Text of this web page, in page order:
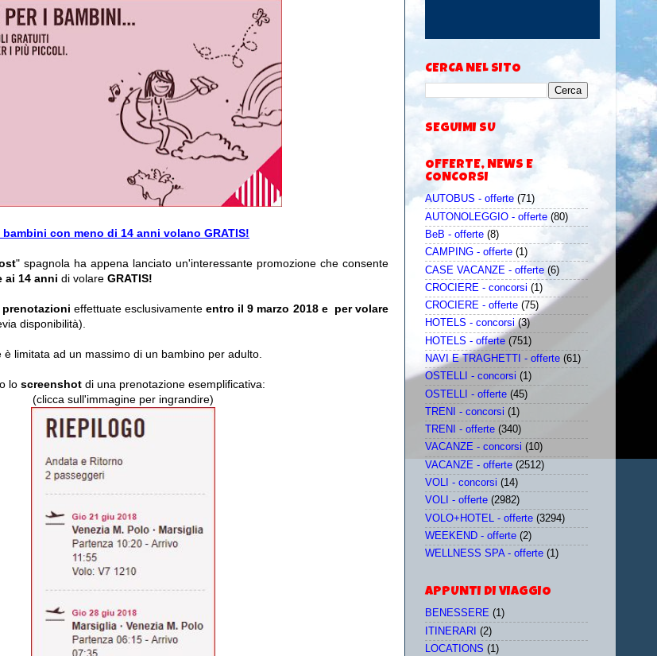
bambini con meno di 14 anni volano GRATIS!
" spagnola ha appena lanciato un'interessante promozione che consente
ai 14 anni di volare GRATIS!
prenotazioni effettuate esclusivamenteentro il 9 marzo 2018 e per volare
disponibilità).
è limitata ad un massimo di un bambino per adulto.
lo screenshot di una prenotazione esemplificativa:
(clicca sull'immagine per ingrandire)
CERCA NEL SITO
SEGUIMI SU
OFFERTE, NEWS E
CONCORSI
AUTOBUS - offerte (71)
AUTONOLEGGIO - offerte (80)
BeB - offerte (8)
CAMPING - offerte (1)
CASE VACANZE - offerte (6)
CROCIERE - concorsi (1)
CROCIERE - offerte (75)
HOTELS - concorsi (3)
HOTELS - offerte (751)
NAVI E TRAGHETTI - offerte (61)
OSTELLI - concorsi (1)
OSTELLI - offerte (45)
TRENI - concorsi (1)
TRENI - offerte (340)
VACANZE - concorsi (10)
VACANZE - offerte (2512)
VOLI - concorsi (14)
VOLI - offerte (2982)
VOLO+HOTEL - offerte (3294)
WEEKEND - offerte (2)
WELLNESS SPA - offerte (1)
APPUNTI DI VIAGGIO
BENESSERE (1)
ITINERARI (2)
LOCATIONS (1)